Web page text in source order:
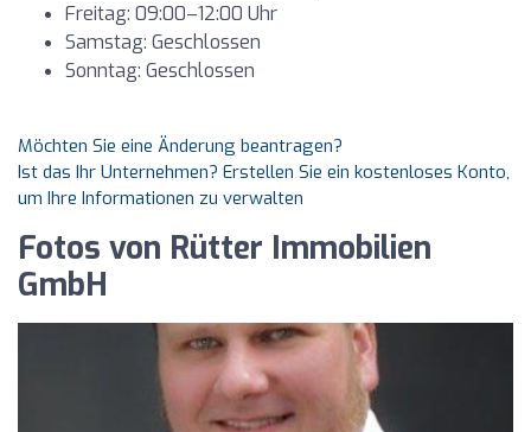
Freitag: 09:00–12:00 Uhr
Samstag: Geschlossen
Sonntag: Geschlossen
Möchten Sie eine Änderung beantragen?
Ist das Ihr Unternehmen? Erstellen Sie ein kostenloses Konto,
um Ihre Informationen zu verwalten
Fotos von Rütter Immobilien
GmbH